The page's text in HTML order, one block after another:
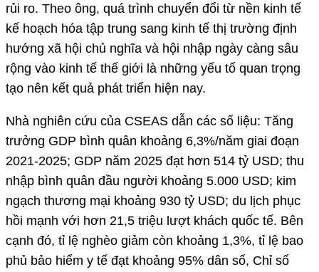
rủi ro. Theo ông, quá trình chuyển đổi từ nền kinh tế
kế hoạch hóa tập trung sang kinh tế thị trường định
hướng xã hội chủ nghĩa và hội nhập ngày càng sâu
rộng vào kinh tế thế giới là những yếu tố quan trọng
tạo nên kết quả phát triển hiện nay.
Nhà nghiên cứu của CSEAS dẫn các số liệu: Tăng
trưởng GDP bình quân khoảng 6,3%/năm giai đoạn
2021-2025; GDP năm 2025 đạt hơn 514 tỷ USD; thu
nhập bình quân đầu người khoảng 5.000 USD; kim
ngạch thương mại khoảng 930 tỷ USD; du lịch phục
hồi mạnh với hơn 21,5 triệu lượt khách quốc tế. Bên
cạnh đó, tỉ lệ nghèo giảm còn khoảng 1,3%, tỉ lệ bao
phủ bảo hiểm y tế đạt khoảng 95% dân số, Chỉ số